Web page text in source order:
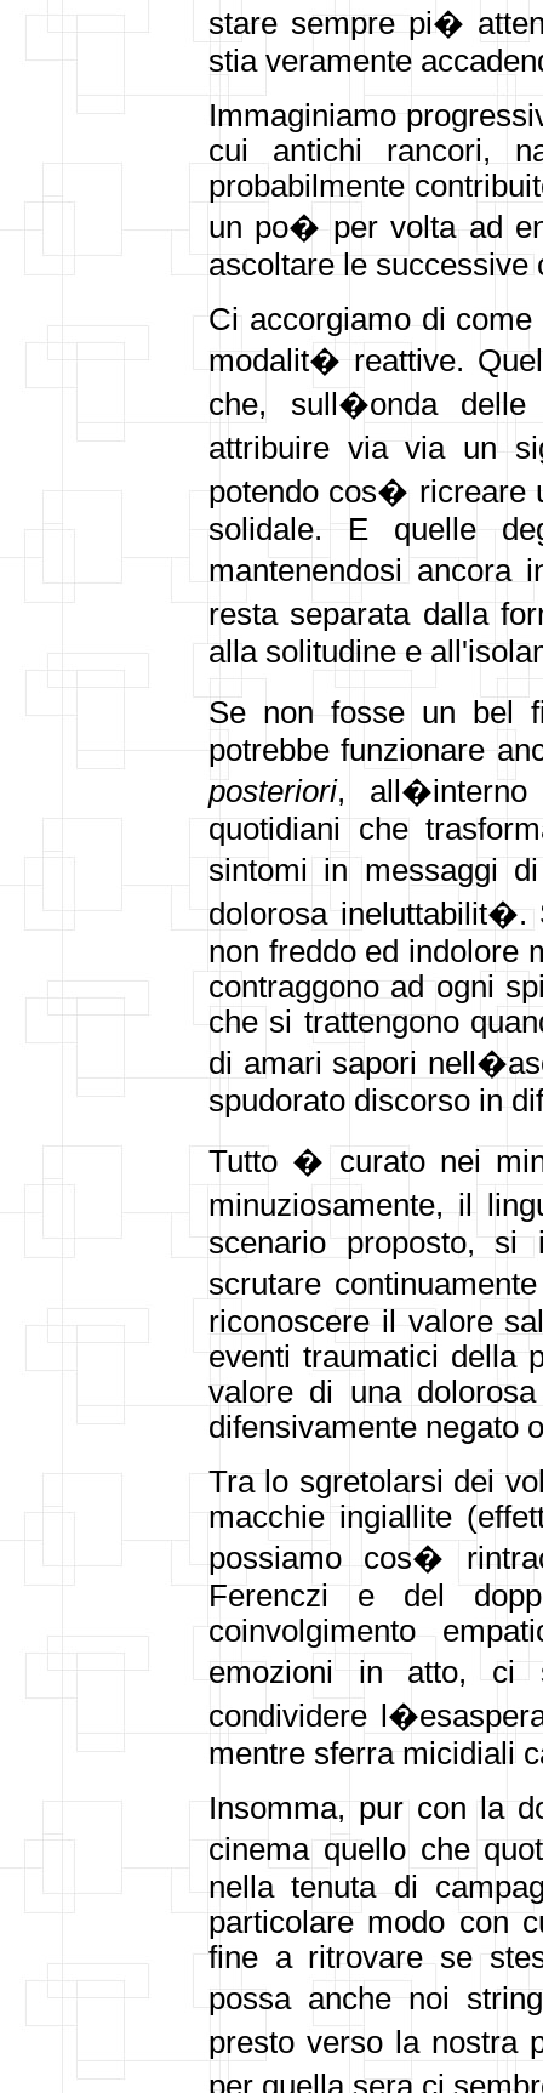
stare sempre pi�
stia veramente
Immaginiamo
cui antichi rancori,
probabilmente
un po� per volta ad
ascoltare le successive
Ci accorgiamo di
modalit� reattive.
che, sull�onda delle
attribuire via via un
potendo cos� ricreare
solidale. E quelle
mantenendosi
resta separata dalla
alla solitudine e
Se non fosse un bel
potrebbe funzionare
posteriori,
quotidiani che
sintomi in messaggi
dolorosa ineluttabilit�.
non freddo ed indolore
contraggono ad ogni
che si trattengono
di amari sapori
spudorato discorso in
Tutto � curato nei
minuziosamente, il
scenario proposto, si
scrutare
riconoscere il valore
eventi traumatici della
valore di una
difensivamente negato
Tra lo sgretolarsi dei
macchie ingiallite
possiamo cos�
Ferenczi e del
coinvolgimento
emozioni in atto, ci
condividere
mentre sferra micidiali
Insomma, pur con la
cinema quello che
nella tenuta di
particolare modo con
fine a ritrovare se
possa anche noi
presto verso la nostra
per quella sera ci